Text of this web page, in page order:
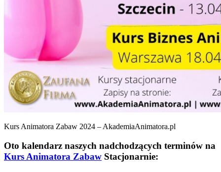
Kurs Animatora Zabaw 2024 – AkademiaAnimatora.pl
Oto kalendarz naszych nadchodzących terminów na
Kurs Animatora Zabaw Stacjonarnie: